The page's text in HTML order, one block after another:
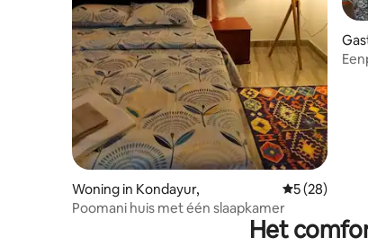
Woning in Kondayur, Gemiddelde
5 (28)
Poomani huis met één slaapkamer
Het